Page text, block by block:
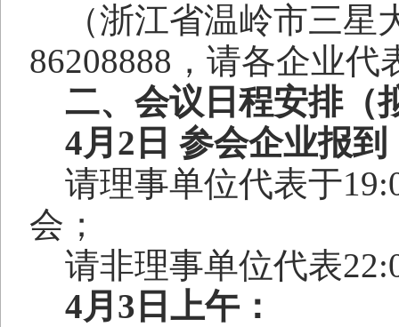
（浙江省温岭市三星
86208888 ，请各企业
二、会议日程安排（
4月 2 日 参会企业报到
请理事单位代表于
会；
请非理事单位代表
4月 3 日上午：